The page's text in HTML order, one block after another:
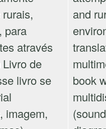
para
através
de
livro se
imagem,
and
book